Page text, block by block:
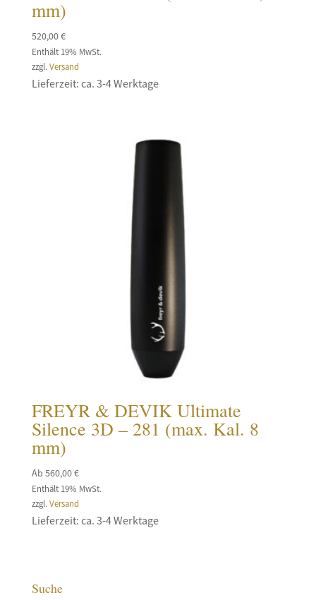
mm)
520,00€
Enthält 19% MwSt.
zzgl. Versand
Lieferzeit: ca. 3-4 Werktage
FREYR & DEVIK Ultimate
Silence 3D – 281 (max. Kal. 8
mm)
Ab 560,00€
Enthält 19% MwSt.
zzgl.Versand
Lieferzeit: ca. 3-4 Werktage
Suche